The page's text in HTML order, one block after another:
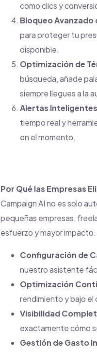
como clics y
Bloqueo Avanzado
para proteger tu
disponible.
Optimización de
búsqueda, añade
siempre llegues a la
Alertas
tiempo real y
en el momento.
Por Qué las Empresas
Campaign AI no es solo
pequeñas empresas,
esfuerzo y mayor
Configuración de
nuestro asistente
Optimización
rendimiento y bajo el
Visibilidad
exactamente cómo
Gestión de Gasto